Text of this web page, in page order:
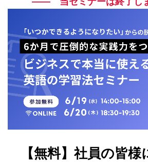
【無料】社員の皆様